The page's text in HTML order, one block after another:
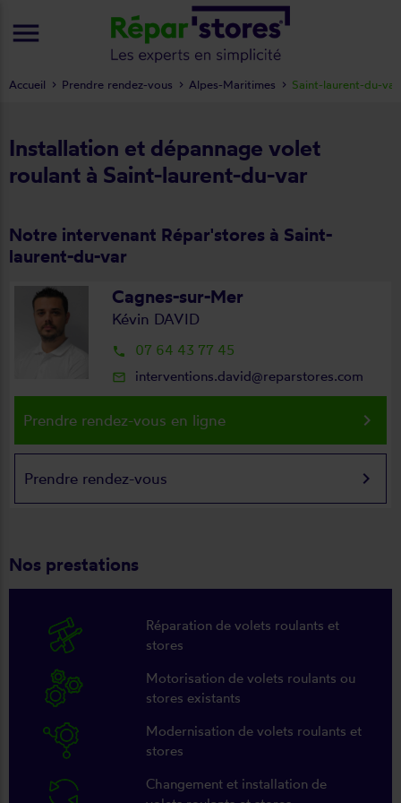
Installation et dépannage volet
roulant à Saint-laurent-du-var
Notre intervenant Répar'stores à Saint-
laurent-du-var
Cagnes-sur-Mer
Kévin DAVID
local_phone 07 64 43 77 45
mail_outline interventions.david@reparstores.com
Prendre rendez-vous en ligne keyboard_arrow_right
Prendre rendez-vous keyboard_arrow_right
Nos prestations
Réparation de volets roulants et
stores
Motorisation de volets roulants ou
stores existants
Modernisation de volets roulants et
stores
Changement et installation de
Accueil Prendre rendez-vous Alpes-Maritimes Saint-laurent-du-var
menu